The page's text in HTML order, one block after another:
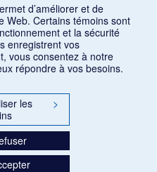
d’améliorer et de
Web. Certains témoins sont
et la sécurité
enregistrent vos
vous consentez à notre
répondre à vos besoins.
les
>